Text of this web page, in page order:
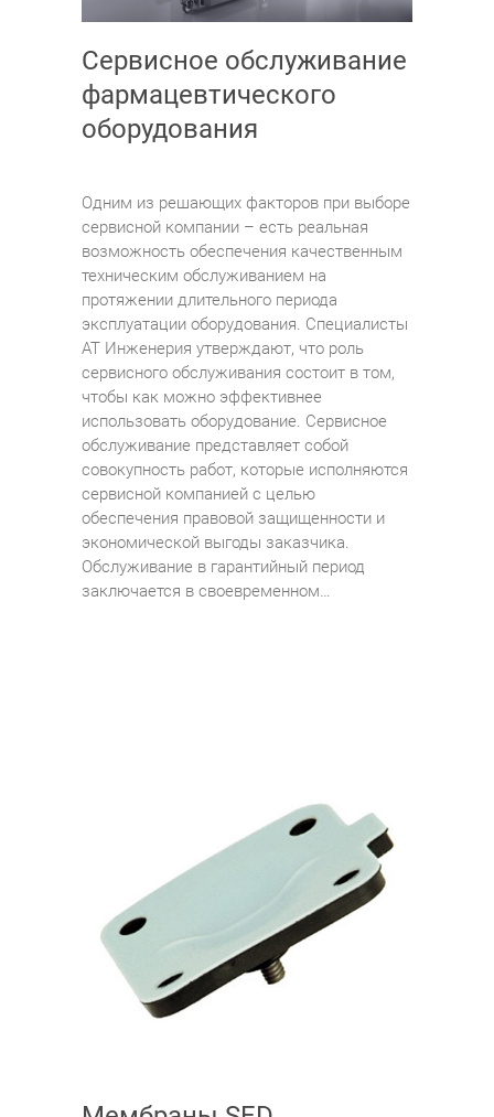
Сервисное обслуживание
фармацевтического
оборудования
Одним из решающих факторов при выборе
сервисной компании – есть реальная
возможность обеспечения качественным
техническим обслуживанием на
протяжении длительного периода
эксплуатации оборудования. Специалисты
АТ Инженерия утверждают, что роль
сервисного обслуживания состоит в том,
чтобы как можно эффективнее
использовать оборудование. Сервисное
обслуживание представляет собой
совокупность работ, которые исполняются
сервисной компанией с целью
обеспечения правовой защищенности и
экономической выгоды заказчика.
Обслуживание в гарантийный период
заключается в своевременном…